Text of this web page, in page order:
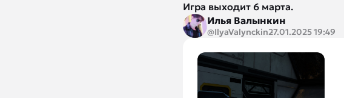
Игра выходит 6 марта.
Илья Валынкин
@IlyaValynckin27.01.2025 19:49